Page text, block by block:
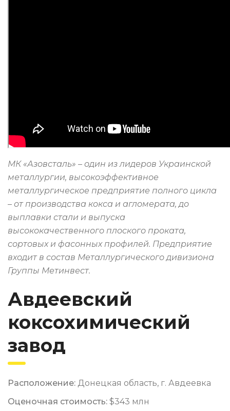
МК «Азовсталь» – один из лидеров Украинской
металлургии, высокоэффективное
металлургическое предприятие полного цикла
– от производства кокса и агломерата, до
выплавки стали и выпуска
высококачественного плоского проката,
сортовых и фасонных профилей. Предприятие
входит в состав Металлургического дивизиона
Группы Метинвест.
Авдеевский
коксохимический
завод
Расположение: Донецкая область, г. Авдеевка
Оценочная стоимость: $343 млн